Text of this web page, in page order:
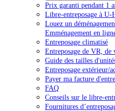
Prix garanti pendant 1
Libre-entreposage à U-
Louez un
Emménagement en
Entreposage climatisé
Entreposage de VR, de
Guide des tailles
Entreposage extérieur/
Payer ma facture
FAQ
Conseils sur le libre-
Fournitures